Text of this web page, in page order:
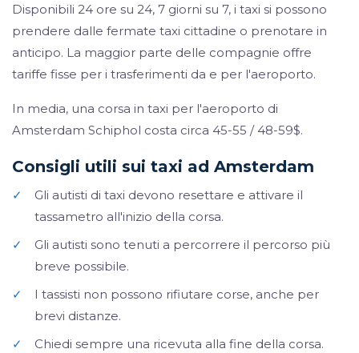
Disponibili 24 ore su 24, 7 giorni su 7, i taxi si possono
prendere dalle fermate taxi cittadine o prenotare in
anticipo. La maggior parte delle compagnie offre
tariffe fisse per i trasferimenti da e per l'aeroporto.
In media, una corsa in taxi per l'aeroporto di
Amsterdam Schiphol costa circa 45-55 / 48-59$.
Consigli utili sui taxi ad Amsterdam
✓
Gli autisti di taxi devono resettare e attivare il
tassametro all'inizio della corsa.
✓
Gli autisti sono tenuti a percorrere il percorso più
breve possibile.
✓
I tassisti non possono rifiutare corse, anche per
brevi distanze.
✓
Chiedi sempre una ricevuta alla fine della corsa.